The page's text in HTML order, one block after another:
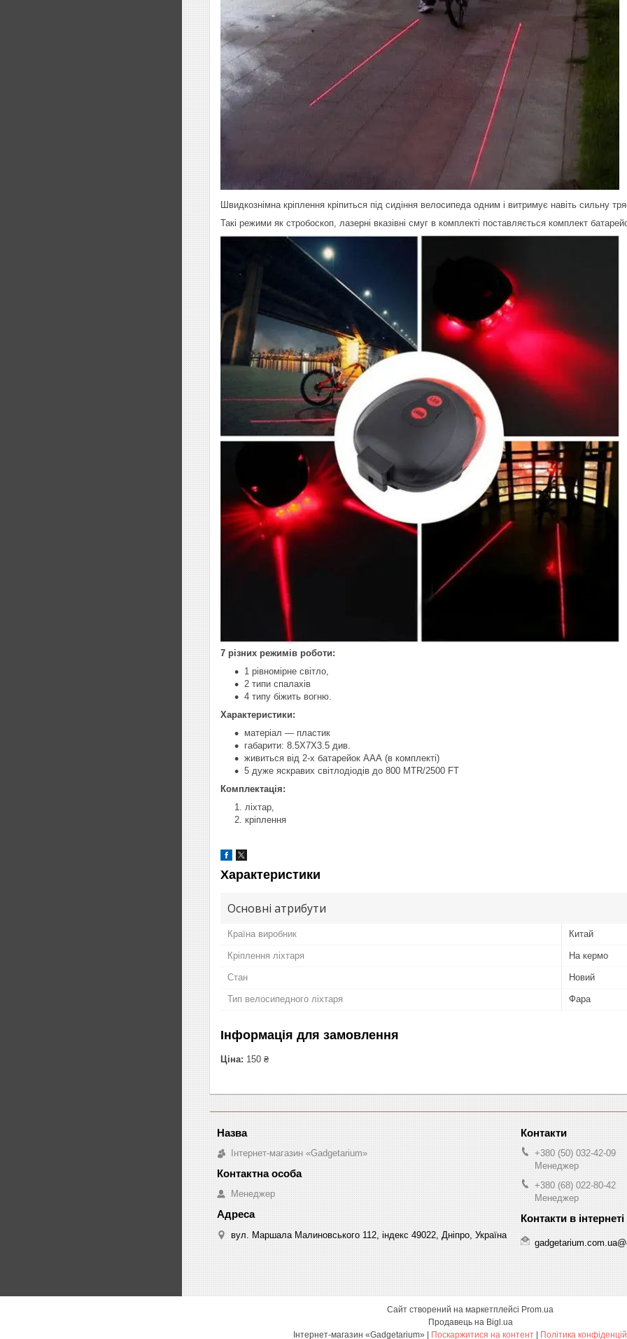
Швидкознімна кріплення кріпиться під сидіння велосипеда одним і витримує навіть сильну
Такі режими як стробоскоп, лазерні вказівні смуг в комплекті поставляється комплект
7 різних режимів роботи:
1 рівномірне світло,
2 типи спалахів
4 типу біжить вогню.
Характеристики:
матеріал — пластик
габарити: 8.5Х7Х3.5 див.
живиться від 2-х батарейок ААА (в комплекті)
5 дуже яскравих світлодіодів до 800 MTR/2500 FT
Комплектація:
ліхтар,
кріплення
Характеристики
Основні атрибути
Країна виробник Китай
Кріплення ліхтаря На кермо
Стан Новий
Тип велосипедного ліхтаря Фара
Інформація для замовлення
Ціна: 150 ₴
Інтернет-магазин «Gadgetarium»
Менеджер
вул. Маршала Малиновського 112, індекс 49022, Дніпро, Україна
+380 (50) 032-42-09
Менеджер
+380 (68) 022-80-42
Менеджер
Сайт створений на маркетплейсі Prom.ua
Продавець на Bigl.ua
Поскаржитися на контент Політика